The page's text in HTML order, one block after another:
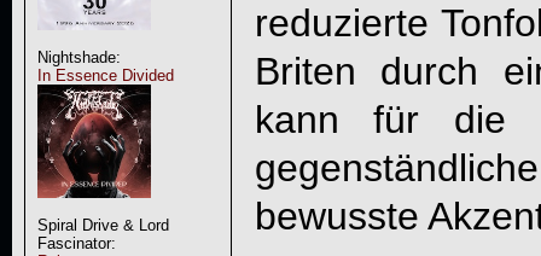
Nightshade:
In Essence Divided
Spiral Drive & Lord
Fascinator:
reduzierte
Briten durch
kann für die
bewusste